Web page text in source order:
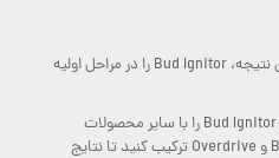
: برای بهترین نتیجه، Bud Ignitor را در مراحل اولیه
: می‌توانید Bud Ignitor را با سایر محصولات
Advanced Nutrients مانند Big Bud و Overdrive ترکیب کنید تا نتایج